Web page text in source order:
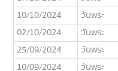
10/10/2024
วันพระ
02/10/2024
วันพระ
25/09/2024
วันพระ
10/09/2024
วันพระ